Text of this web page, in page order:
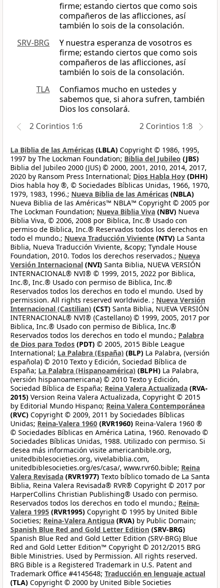
firme; estando ciertos que como sois
compañeros de las aflicciones, así
también lo sois de la consolación.
SRV-BRG
Y nuestra esperanza de vosotros es
firme; estando ciertos que como sois
compañeros de las aflicciones, así
también lo sois de la consolación.
TLA
Confiamos mucho en ustedes y
sabemos que, si ahora sufren, también
Dios los consolará.
2 Corintios 1:6
2 Corintios 1:8
La Biblia de las Américas (LBLA) Copyright © 1986, 1995,
1997 by The Lockman Foundation; Biblia del Jubileo (JBS)
Biblia del Jubileo 2000 (JUS) © 2000, 2001, 2010, 2014, 2017,
2020 by Ransom Press International; Dios Habla Hoy (DHH)
Dios habla hoy ®, © Sociedades Bíblicas Unidas, 1966, 1970,
1979, 1983, 1996.; Nueva Biblia de las Américas (NBLA)
Nueva Biblia de las Américas™ NBLA™ Copyright © 2005 por
The Lockman Foundation; Nueva Biblia Viva (NBV) Nueva
Biblia Viva, © 2006, 2008 por Biblica, Inc.® Usado con
permiso de Biblica, Inc.® Reservados todos los derechos en
todo el mundo.; Nueva Traducción Viviente (NTV) La Santa
Biblia, Nueva Traducción Viviente, &copy; Tyndale House
Foundation, 2010. Todos los derechos reservados.; Nueva
Versión Internacional (NVI) Santa Biblia, NUEVA VERSIÓN
INTERNACIONAL® NVI® © 1999, 2015, 2022 por Biblica,
Inc.®, Inc.® Usado con permiso de Biblica, Inc.®
Reservados todos los derechos en todo el mundo. Used by
permission. All rights reserved worldwide. ; Nueva Versión
Internacional (Castilian) (CST) Santa Biblia, NUEVA VERSIÓN
INTERNACIONAL® NVI® (Castellano) © 1999, 2005, 2017 por
Biblica, Inc.® Usado con permiso de Biblica, Inc.®
Reservados todos los derechos en todo el mundo.; Palabra
de Dios para Todos (PDT) © 2005, 2015 Bible League
International; La Palabra (España) (BLP) La Palabra, (versión
española) © 2010 Texto y Edición, Sociedad Bíblica de
España; La Palabra (Hispanoamérica) (BLPH) La Palabra,
(versión hispanoamericana) © 2010 Texto y Edición,
Sociedad Bíblica de España; Reina Valera Actualizada (RVA-
2015) Version Reina Valera Actualizada, Copyright © 2015
by Editorial Mundo Hispano; Reina Valera Contemporánea
(RVC) Copyright © 2009, 2011 by Sociedades Bíblicas
Unidas; Reina-Valera 1960 (RVR1960) Reina-Valera 1960 ®
© Sociedades Bíblicas en América Latina, 1960. Renovado ©
Sociedades Bíblicas Unidas, 1988. Utilizado con permiso. Si
desea más información visite americanbible.org,
unitedbiblesocieties.org, vivelabiblia.com,
unitedbiblesocieties.org/es/casa/, www.rvr60.bible; Reina
Valera Revisada (RVR1977) Texto bíblico tomado de La Santa
Biblia, Reina Valera Revisada® RVR® Copyright © 2017 por
HarperCollins Christian Publishing® Usado con permiso.
Reservados todos los derechos en todo el mundo.; Reina-
Valera 1995 (RVR1995) Copyright © 1995 by United Bible
Societies; Reina-Valera Antigua (RVA) by Public Domain;
Spanish Blue Red and Gold Letter Edition (SRV-BRG)
Spanish Blue Red and Gold Letter Edition (SRV-BRG) Blue
Red and Gold Letter Edition™ Copyright © 2012/2015 BRG
Bible Ministries. Used by Permission. All rights reserved.
BRG Bible is a Registered Trademark in U.S. Patent and
Trademark Office #4145648; Traducción en lenguaje actual
(TLA) Copyright © 2000 by United Bible Societies